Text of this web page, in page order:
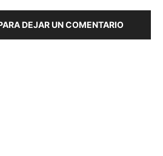
DEJAR UN COMENTARIO